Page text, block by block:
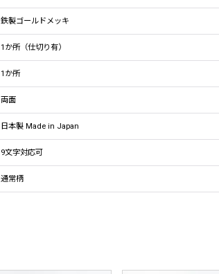
鉄製ゴールドメッキ
1か所（仕切り有）
1か所
両面
日本製 Made in Japan
9文字対応可
通常柄